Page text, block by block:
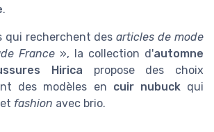
.
qui recherchent desarticles de mode
France », la collection d'automne
Hirica propose des choix
des modèles en cuir nubuckqui
fashion avec brio.